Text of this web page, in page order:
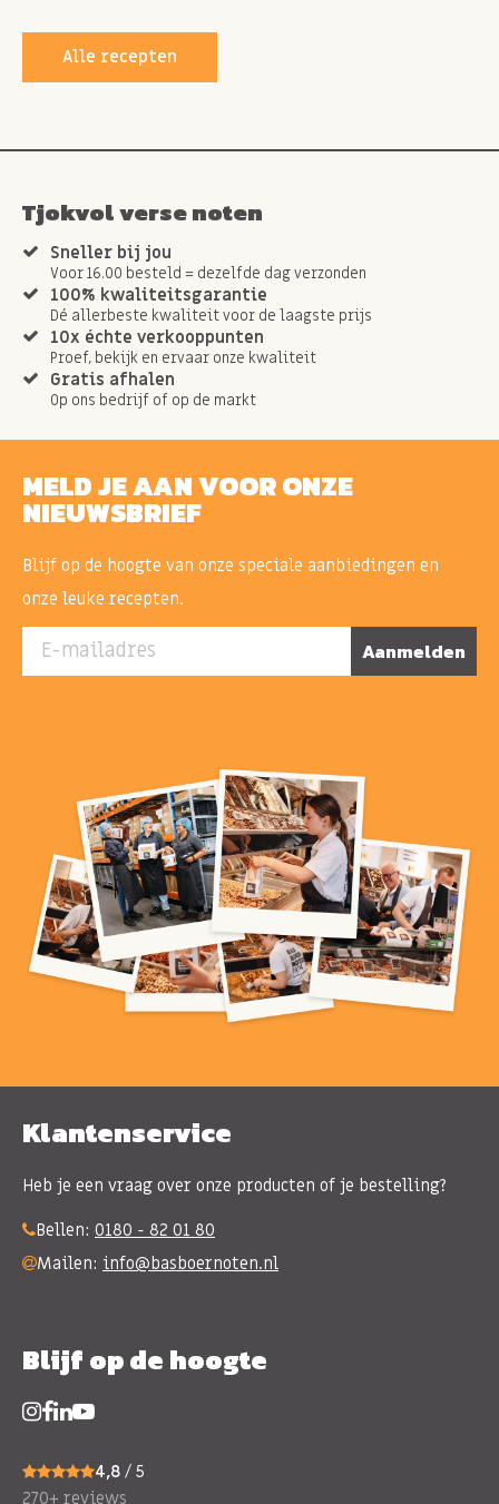
Alle recepten
Tjokvol verse noten
Sneller bij jou
Voor 16.00 besteld = dezelfde dag verzonden
100% kwaliteitsgarantie
Dé allerbeste kwaliteit voor de laagste prijs
10x échte verkooppunten
Proef, bekijk en ervaar onze kwaliteit
Gratis afhalen
Op ons bedrijf of op de markt
MELD JE AAN VOOR ONZE
NIEUWSBRIEF
Blijf op de hoogte van onze speciale aanbiedingen en
onze leuke recepten.
E-mailadres Aanmelden
Klantenservice
Heb je een vraag over onze producten of je bestelling?
Bellen: 0180 - 82 01 80
Mailen: info@basboernoten.nl
Blijf op de hoogte
4,8 / 5
270+ reviews